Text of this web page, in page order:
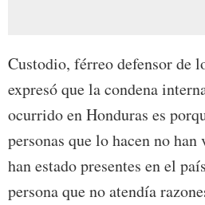
Custodio, férreo defensor de
expresó que la condena
ocurrido en Honduras es
personas que lo hacen no
han estado presentes en el
persona que no atendía